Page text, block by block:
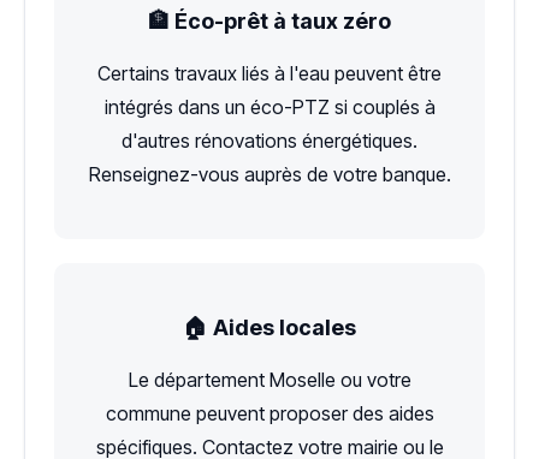
🏦 Éco-prêt à taux zéro
Certains travaux liés à l'eau peuvent être
intégrés dans un éco-PTZ si couplés à
d'autres rénovations énergétiques.
Renseignez-vous auprès de votre banque.
🏠 Aides locales
Le département Moselle ou votre
commune peuvent proposer des aides
spécifiques. Contactez votre mairie ou le